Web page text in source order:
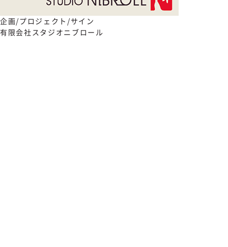
企画/プロジェクト/サイン
有限会社スタジオニブロール